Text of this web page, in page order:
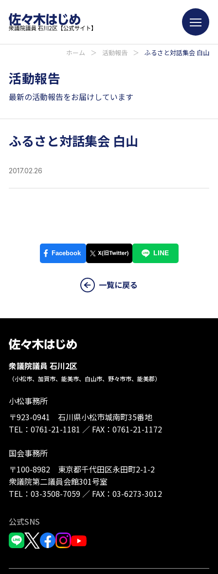
ホーム ＞ 活動報告 ＞ ふるさと対話集会 白山
活動報告
最新の活動報告をお届けしています
ふるさと対話集会 白山
2017.02.26
一覧に戻る
衆議院議員 石川2区
（小松市、加賀市、能美市、白山市、野々市市、能美郡）
小松事務所
〒923-0941 石川県小松市城南町35番地
TEL： 0761-21-1181 ／ FAX：0761-21-1172
国会事務所
〒100-8982 東京都千代田区永田町2-1-2
衆議院第二議員会館301号室
TEL： 03-3508-7059／ FAX：03-6273-3012
公式SNS